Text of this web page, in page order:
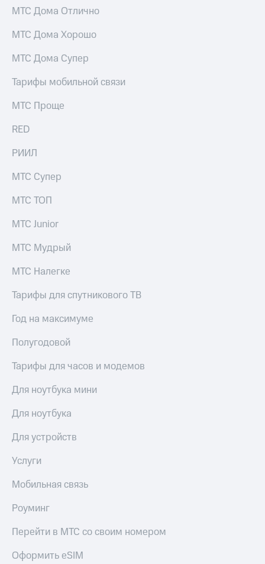
МТС Дома Отлично
МТС Дома Хорошо
МТС Дома Супер
Тарифы мобильной связи
МТС Проще
RED
РИИЛ
МТС Супер
МТС ТОП
МТС Junior
МТС Мудрый
МТС Налегке
Тарифы для спутникового ТВ
Год на максимуме
Полугодовой
Тарифы для часов и модемов
Для ноутбука мини
Для ноутбука
Для устройств
Услуги
Мобильная связь
Роуминг
Перейти в МТС со своим номером
Оформить eSIM